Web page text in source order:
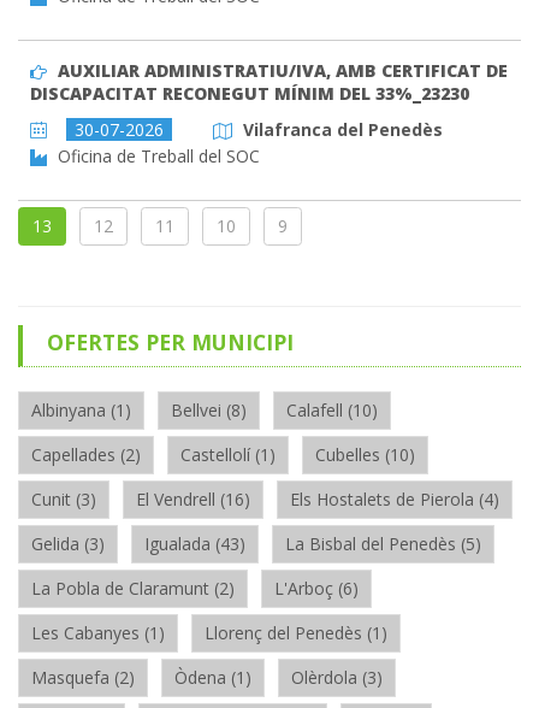
AUXILIAR ADMINISTRATIU/IVA, AMB CERTIFICAT DE
DISCAPACITAT RECONEGUT MÍNIM DEL 33%_23230
30-07-2026
Vilafranca del Penedès
Oficina de Treball del SOC
13 12 11 10 9
OFERTES PER MUNICIPI
Albinyana (1) Bellvei (8)
Calafell (10)
Capellades (2)
Castellolí (1)
Cubelles (10)
Cunit (3)
El Vendrell (16)
Els Hostalets de Pierola (4)
Gelida (3)
Igualada (43)
La Bisbal del Penedès (5)
La Pobla de Claramunt (2)
L'Arboç (6)
Les Cabanyes (1)
Llorenç del Penedès (1)
Masquefa (2)
Òdena (1)
Olèrdola (3)